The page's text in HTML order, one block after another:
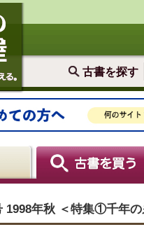
古書を探す
1998年秋 ＜特集①千年